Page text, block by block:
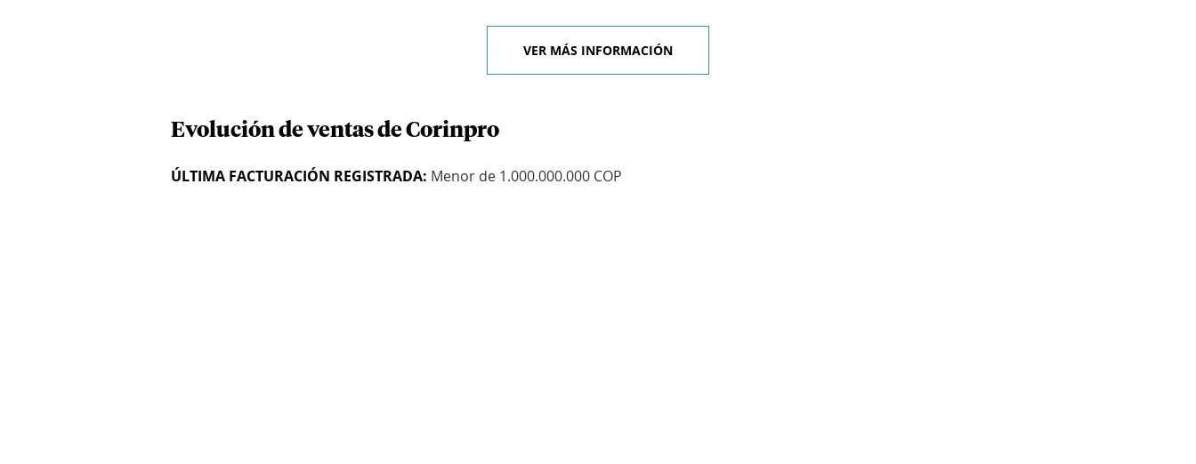
VER MÁS INFORMACIÓN
Evolución de ventas de Corinpro
ÚLTIMA FACTURACIÓN REGISTRADA: Menor de 1.000.000.000 COP